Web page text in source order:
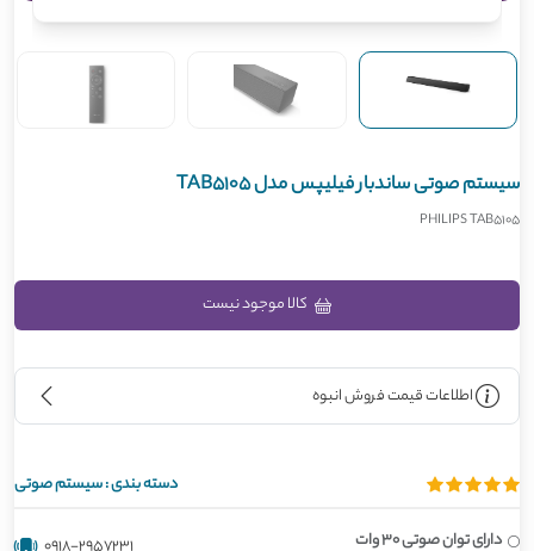
سیستم صوتی ساندبار فیلیپس مدل TAB5105
PHILIPS TAB5105
اطلاعات قیمت فروش انبوه
دسته بندی :سیستم صوتی
دارای توان صوتی 30 وات